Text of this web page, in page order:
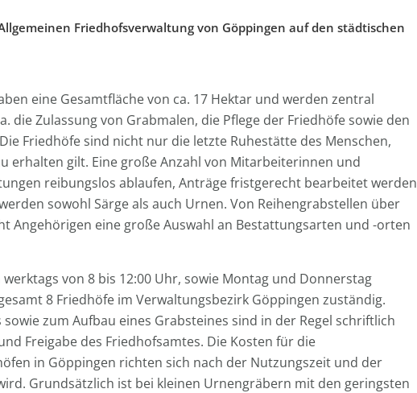
Friedhofsverwaltung von Göppingen auf den städtischen
eine Gesamtfläche von ca. 17 Hektar und werden zentral
Zulassung von Grabmalen, die Pflege der Friedhöfe sowie den
Friedhöfe sind nicht nur die letzte Ruhestätte des Menschen,
erhalten gilt. Eine große Anzahl von Mitarbeiterinnen und
reibungslos ablaufen, Anträge fristgerecht bearbeitet werden
sowohl Särge als auch Urnen. Von Reihengrabstellen über
Angehörigen eine große Auswahl an Bestattungsarten und -orten
von 8 bis 12:00 Uhr, sowie Montag und Donnerstag
8 Friedhöfe im Verwaltungsbezirk Göppingen zuständig.
zum Aufbau eines Grabsteines sind in der Regel schriftlich
Freigabe des Friedhofsamtes. Die Kosten für die
in Göppingen richten sich nach der Nutzungszeit und der
Grundsätzlich ist bei kleinen Urnengräbern mit den geringsten